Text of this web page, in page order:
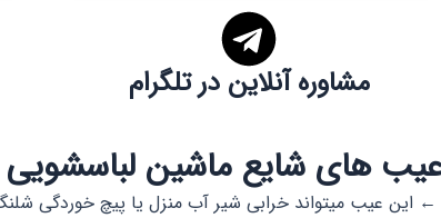
مشاوره آنلاین در تلگرام
های شایع ماشین
← این عیب میتواند خرابی شیر آب منزل یا پیچ خوردگی